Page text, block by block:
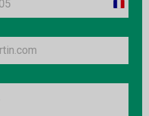
France